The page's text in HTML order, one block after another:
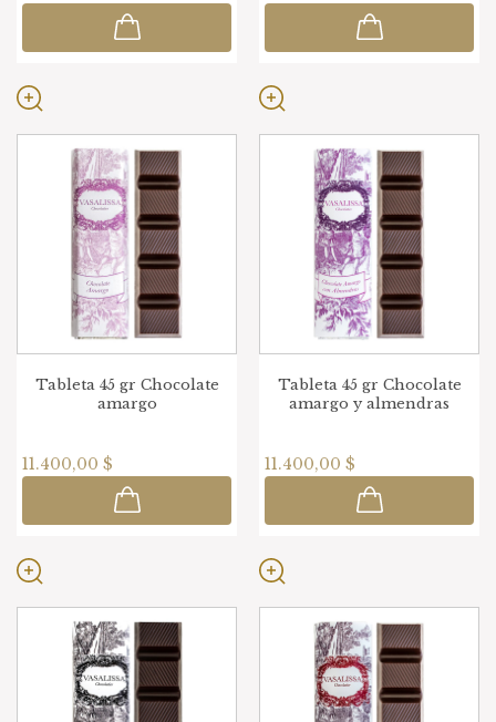
Tableta 45 gr Chocolate
amargo
11.400,00 $
Tableta 45 gr Chocolate
amargo y almendras
11.400,00 $